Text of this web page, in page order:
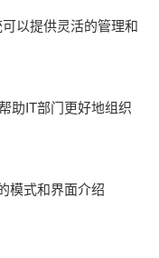
以提供灵活的管理和
助IT部门更好地组织
模式和界面介绍